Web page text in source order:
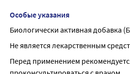
Особые указания
Биологически активная добавка
Не является лекарственным
Перед применением